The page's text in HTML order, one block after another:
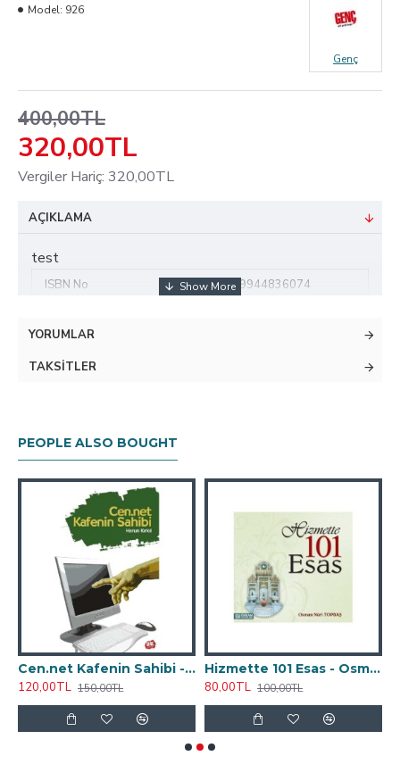
320,00TL
400,00TL
Vergiler Hariç: 320,00TL
Model: 926
Genç
AÇIKLAMA
test
ISBN No :
9789944836074
Kağıt Türü
YORUMLAR
TAKSITLER
PEOPLE ALSO BOUGHT
Cen.net Kafenin Sahibi - Harun Kırkıl
120,00TL 150,00TL
Hizmette 101 Esas - Osman Nuri Topbaş
80,00TL 100,00TL